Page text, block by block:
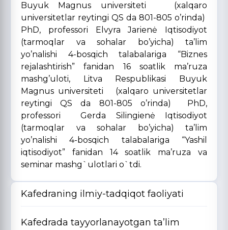
Buyuk Magnus universiteti (xalqaro
universitetlar reytingi QS da 801-805 o’rinda)
PhD, professori Elvyra Jarienė Iqtisodiyot
(tarmoqlar va sohalar bo’yicha) ta’lim
yo’nalishi 4-bosqich talabalariga “Biznes
rejalashtirish” fanidan 16 soatlik ma’ruza
mashg’uloti, Litva Respublikasi Buyuk
Magnus universiteti (xalqaro universitetlar
reytingi QS da 801-805 o’rinda) PhD,
professori Gerda Silingienė Iqtisodiyot
(tarmoqlar va sohalar bo’yicha) ta’lim
yo’nalishi 4-bosqich talabalariga “Yashil
iqtisodiyot” fanidan 14 soatlik ma’ruza va
seminar mashg`ulotlari o`tdi.
Kafedraning ilmiy-tadqiqot faoliyati
Kafedrada tayyorlanayotgan ta’lim